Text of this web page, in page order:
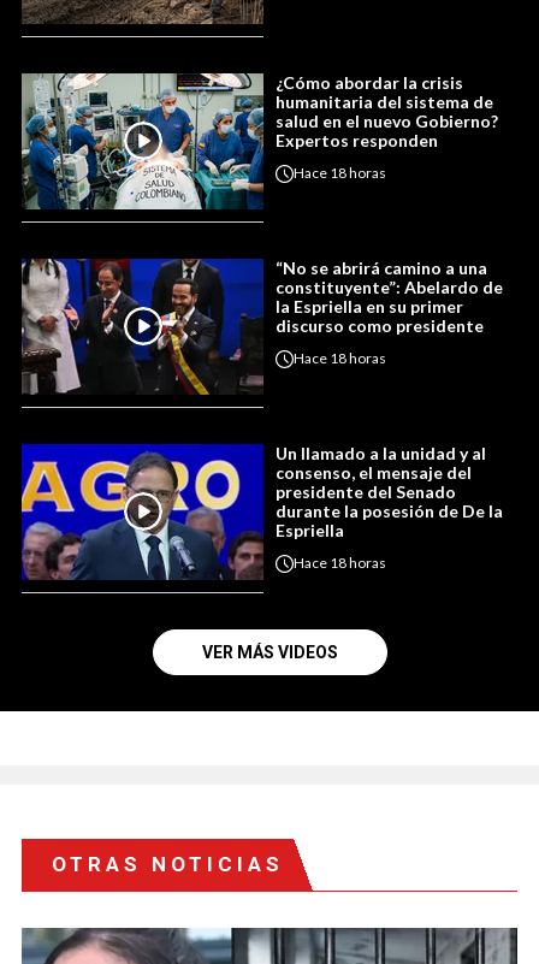
¿Cómo abordar la crisis
humanitaria del sistema de
salud en el nuevo Gobierno?
Expertos responden
Hace 18 horas
“No se abrirá camino a una
constituyente”: Abelardo de
la Espriella en su primer
discurso como presidente
Hace 18 horas
Un llamado a la unidad y al
consenso, el mensaje del
presidente del Senado
durante la posesión de De la
Espriella
Hace 18 horas
VER MÁS VIDEOS
OTRAS NOTICIAS